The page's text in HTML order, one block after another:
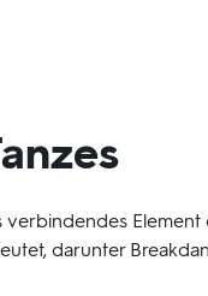
darunter